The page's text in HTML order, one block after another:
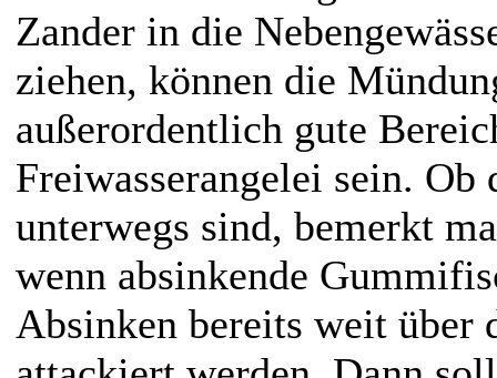
Zander in die
ziehen, können die
außerordentlich gute
Freiwasserangelei sein. Ob
unterwegs sind, bemerkt
wenn absinkende
Absinken bereits weit über